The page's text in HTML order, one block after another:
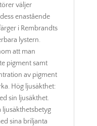
väljer
enastående
i Rembrandts
lystern.
att man
pigment samt
av pigment
Hög ljusäkthet:
sin ljusäkthet.
ljusäkthetsbetyg
sina briljanta